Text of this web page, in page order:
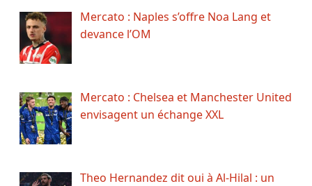
Mercato : Naples s’offre Noa Lang et
devance l’OM
Mercato : Chelsea et Manchester United
envisagent un échange XXL
Theo Hernandez dit oui à Al-Hilal : un